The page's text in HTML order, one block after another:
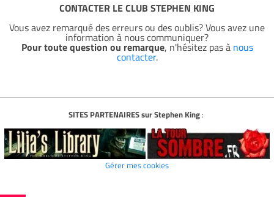
CONTACTER LE CLUB STEPHEN KING
Vous avez remarqué des erreurs ou des oublis? Vous avez une
information à nous communiquer?
Pour toute question ou remarque, n'hésitez pas à nous
contacter.
SITES PARTENAIRES sur Stephen King:
Gérer mes cookies